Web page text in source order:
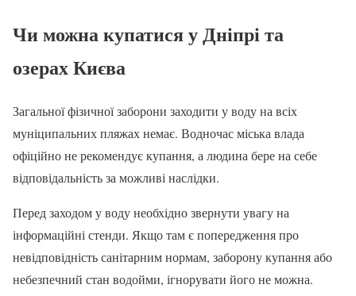
Чи можна купатися у Дніпрі та
озерах Києва
Загальної фізичної заборони заходити у воду на всіх
муніципальних пляжах немає. Водночас міська влада
офіційно не рекомендує купання, а людина бере на себе
відповідальність за можливі наслідки.
Перед заходом у воду необхідно звернути увагу на
інформаційні стенди. Якщо там є попередження про
невідповідність санітарним нормам, заборону купання або
небезпечний стан водойми, ігнорувати його не можна.